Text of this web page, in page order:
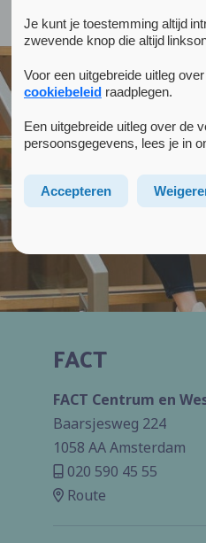
FACT
FACT Centrum en
Baarsjesweg 224
1058 AA Amsterdam
020 590 45 55
Route
Je kunt je toestemming altijd
zwevende knop die altijd
Voor een uitgebreide uitleg
cookiebeleidraadplegen.
Een uitgebreide uitleg over de
persoonsgegevens, lees je in
Accepteren